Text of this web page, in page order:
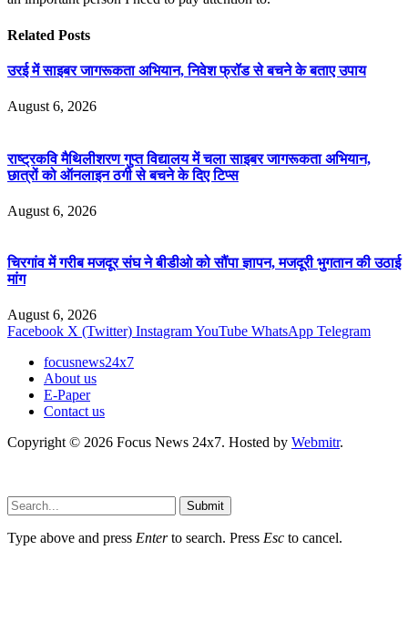
Related Posts
उरई में साइबर जागरूकता अभियान, निवेश फ्रॉड से बचने के बताए उपाय
August 6, 2026
राष्ट्रकवि मैथिलीशरण गुप्त विद्यालय में चला साइबर जागरूकता अभियान,
छात्रों को ऑनलाइन ठगी से बचने के दिए टिप्स
August 6, 2026
चिरगांव में गरीब मजदूर संघ ने बीडीओ को सौंपा ज्ञापन, मजदूरी भुगतान की उठाई
मांग
August 6, 2026
Facebook X (Twitter) InstagramYouTube WhatsApp Telegram
focusnews24x7
About us
E-Paper
Contact us
Copyright © 2026 Focus News 24x7. Hosted by Webmitr.
Submit
Type above and press Enterto search. Press Esc to cancel.